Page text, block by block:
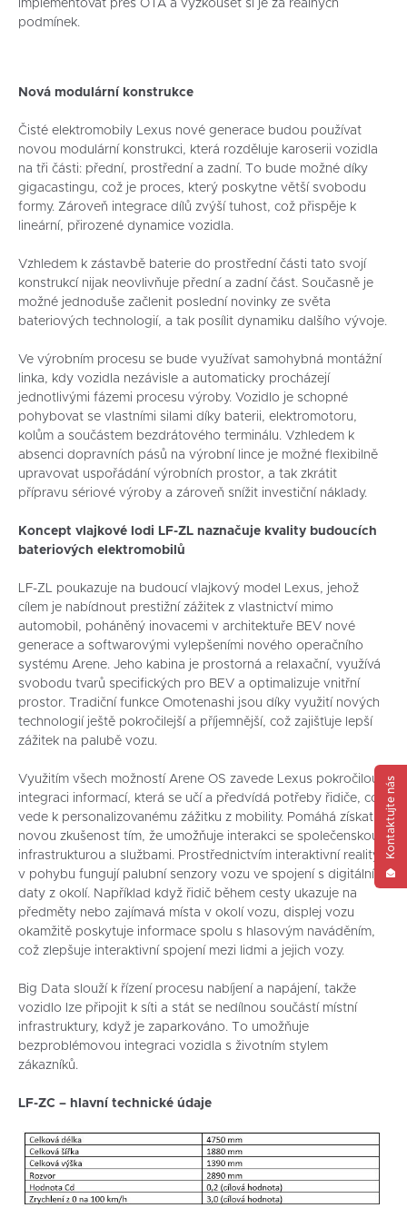
implementovat přes OTA a vyzkoušet si je za reálných
podmínek.
Nová modulární konstrukce
Čisté elektromobily Lexus nové generace budou používat
novou modulární konstrukci, která rozděluje karoserii vozidla
na tři části: přední, prostřední a zadní. To bude možné díky
gigacastingu, což je proces, který poskytne větší svobodu
formy. Zároveň integrace dílů zvýší tuhost, což přispěje k
lineární, přirozené dynamice vozidla.
Vzhledem k zástavbě baterie do prostřední části tato svojí
konstrukcí nijak neovlivňuje přední a zadní část. Současně je
možné jednoduše začlenit poslední novinky ze světa
bateriových technologií, a tak posílit dynamiku dalšího vývoje.
Ve výrobním procesu se bude využívat samohybná montážní
linka, kdy vozidla nezávisle a automaticky procházejí
jednotlivými fázemi procesu výroby. Vozidlo je schopné
pohybovat se vlastními silami díky baterii, elektromotoru,
kolům a součástem bezdrátového terminálu. Vzhledem k
absenci dopravních pásů na výrobní lince je možné flexibilně
upravovat uspořádání výrobních prostor, a tak zkrátit
přípravu sériové výroby a zároveň snížit investiční náklady.
Koncept vlajkové lodi LF-ZL naznačuje kvality budoucích
bateriových elektromobilů
LF-ZL poukazuje na budoucí vlajkový model Lexus, jehož
cílem je nabídnout prestižní zážitek z vlastnictví mimo
automobil, poháněný inovacemi v architektuře BEV nové
generace a softwarovými vylepšeními nového operačního
systému Arene. Jeho kabina je prostorná a relaxační, využívá
svobodu tvarů specifických pro BEV a optimalizuje vnitřní
prostor. Tradiční funkce Omotenashi jsou díky využití nových
technologií ještě pokročilejší a příjemnější, což zajišťuje lepší
zážitek na palubě vozu.
Využitím všech možností Arene OS zavede Lexus pokročilou
integraci informací, která se učí a předvídá potřeby řidiče, což
vede k personalizovanému zážitku z mobility. Pomáhá získat i
novou zkušenost tím, že umožňuje interakci se společenskou
infrastrukturou a službami. Prostřednictvím interaktivní reality
v pohybu fungují palubní senzory vozu ve spojení s digitálními
daty z okolí. Například když řidič během cesty ukazuje na
předměty nebo zajímavá místa v okolí vozu, displej vozu
okamžitě poskytuje informace spolu s hlasovým naváděním,
což zlepšuje interaktivní spojení mezi lidmi a jejich vozy.
Big Data slouží k řízení procesu nabíjení a napájení, takže
vozidlo lze připojit k síti a stát se nedílnou součástí místní
infrastruktury, když je zaparkováno. To umožňuje
bezproblémovou integraci vozidla s životním stylem
zákazníků.
LF-ZC – hlavní technické údaje
Kontaktujte nás